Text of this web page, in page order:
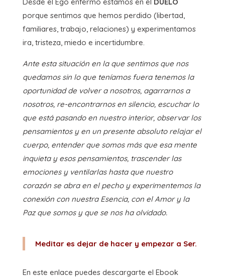
porque sentimos que hemos perdido (libertad,
familiares, trabajo, relaciones) y experimentamos
ira, tristeza, miedo e incertidumbre.
Ante esta situación en la que sentimos que nos
quedamos sin lo que teníamos fuera tenemos la
oportunidad de volver a nosotros, agarrarnos a
nosotros, re-encontrarnos en silencio, escuchar lo
que está pasando en nuestro interior, observar los
pensamientos y en un presente absoluto relajar el
cuerpo, entender que somos más que esa mente
inquieta y esos pensamientos, trascender las
emociones y ventilarlas hasta que nuestro
corazón se abra en el pecho y experimentemos la
conexión con nuestra Esencia, con el Amor y la
Paz que somos y que se nos ha olvidado.
Meditar es dejar de hacer y empezar a Ser.
En este enlace puedes descargarte el Ebook